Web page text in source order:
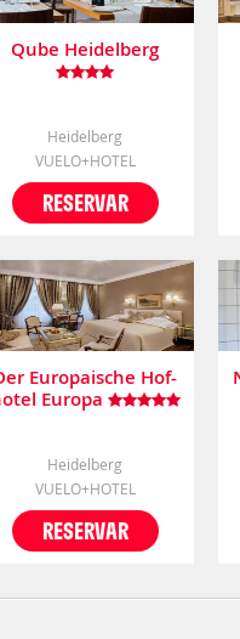
Qube Heidelberg
Heidelberg
VUELO+HOTEL
RESERVAR
Europaische Hof-
Europa
Heidelberg
VUELO+HOTEL
RESERVAR